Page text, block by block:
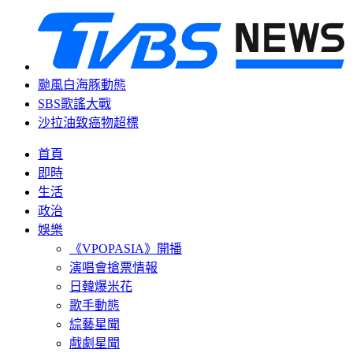
颱風白海豚動態
SBS歌謠大戰
沙拉油致癌物超標
首頁
即時
生活
政治
娛樂
《VPOPASIA》開播
演唱會搶票情報
日韓爆米花
歌手動態
綜藝星聞
戲劇星聞